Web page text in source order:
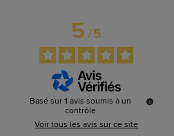
5/5
Basé sur1 avis soumis à un
contrôle
Voir tous les avis sur ce site